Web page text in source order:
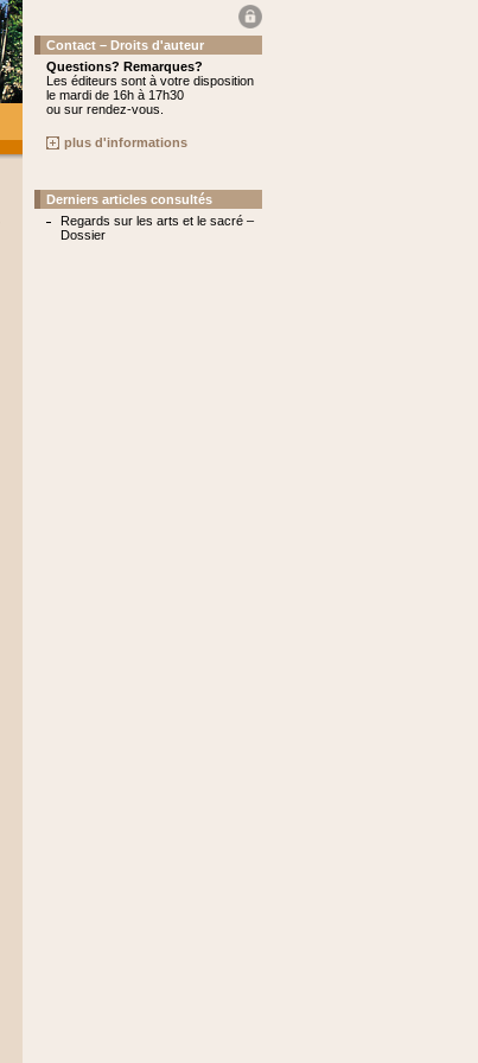
Contact – Droits d'auteur
Questions? Remarques?
Les éditeurs sont à votre disposition
le mardi de 16h à 17h30
ou sur rendez-vous.
plus d'informations
Derniers articles consultés
Regards sur les arts et le sacré –
Dossier